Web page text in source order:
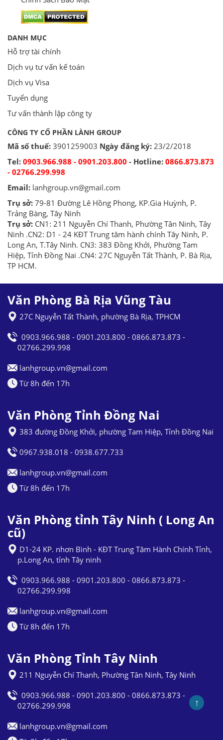
DANH MỤC
Hỗ trợ tài chính
Dịch vụ tư vấn kế toán
Dịch vụ Visa
Tuyển dụng
Tư vấn thành lập công ty
CÔNG TY CỔ PHẦN LÀNH GROUP
Mã số thuế: 3901259003 Ngày đăng ký: 23/2/2018
Tel: 0903.966.988 - 0901.203.800 - Hotline: 0866.873.873
- 02766.299.998
Email: lanhgroup.vn@gmail.com
Trụ sở: 79-81 Đường Lê Hồng Phong, KP.Gia Huỳnh, P.
Trảng Bàng, Tây Ninh
Trụ sở: CN1: 211 Nguyễn Chí Thanh, Phường Tân Ninh, Tây
Ninh .CN2: D1 - 24 KĐT Trung tâm hành chính Tây Ninh, P.
Long An, T.Tây Ninh. CN3: 383 Đồng Khởi, Phường Tam
Hiệp, Tỉnh Đồng Nai .CN4: 27C Nguyễn Tất Thành, P. Bà Rịa,
TP HCM.
Văn Phòng Bà Rịa Vũng Tàu
27C Nguyễn Tất Thành, phường Bà Rịa, TPHCM
0903.966.988 - 0901.203.800 - 0866.873.873 -
02766.299.998
lanhgroup.vn@gmail.com
Từ 8h đến 17h
Văn Phòng Tỉnh Đồng Nai
383 đường Đồng Khởi, phường Tam Hiệp, Tỉnh Đồng Nai
0967.938.018 - 0938.677.733
lanhgroup.vn@gmail.com
Từ 8h đến 17h
Văn Phòng tỉnh Tây Ninh ( Long An
cũ)
D1-24 KP. nhơn Bình - KĐT Trung Tâm Hành Chính Tỉnh,
p.Long An, tỉnh Tây ninh
0903.966.988 - 0901.203.800 - 0866.873.873 -
02766.299.998
lanhgroup.vn@gmail.com
Từ 8h đến 17h
Văn Phòng Tỉnh Tây Ninh
211 Nguyễn Chí Thanh, Phường Tân Ninh, Tây Ninh
0903.966.988 - 0901.203.800 - 0866.873.873 -
02766.299.998
lanhgroup.vn@gmail.com
↑